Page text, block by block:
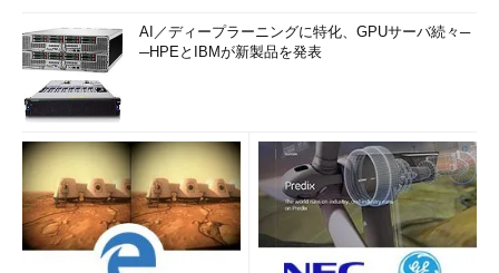
■この記事と関連性の高い別の記事
Windowsのnet userコマンドの使い方
コマンド・プロンプトでファイル共有を管理する
（TIPS）
これだけは覚えておきたいWindowsのコマンドプロンプ
トの使い方
（TIPS）
【総まとめ】Windowsコマンドプロンプトの入門から使
いこなしまでの記事（TIPS）
Windowsのコンピューター名を素早く調査する（TIPS）
AI／ディープラーニングに特化、GPUサーバ続々─
─HPEとIBMが新製品を発表